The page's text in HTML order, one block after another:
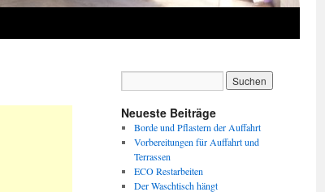
Neueste Beiträge
Borde und Pflastern der Auffahrt
Vorbereitungen für Auffahrt und
Terrassen
ECO Restarbeiten
Der Waschtisch hängt